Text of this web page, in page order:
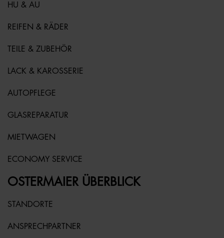
HU & AU
REIFEN & RÄDER
TEILE & ZUBEHÖR
LACK & KAROSSERIE
AUTOPFLEGE
GLASREPARATUR
MIETWAGEN
ECONOMY SERVICE
OSTERMAIER ÜBERBLICK
STANDORTE
ANSPRECHPARTNER